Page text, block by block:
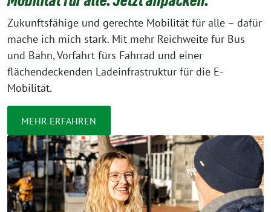
Zukunftsfähige und gerechte Mobilität für alle – dafür
mache ich mich stark. Mit mehr Reichweite für Bus
und Bahn, Vorfahrt fürs Fahrrad und einer
flächendeckenden Ladeinfrastruktur für die E-
Mobilität.
MEHR ERFAHREN